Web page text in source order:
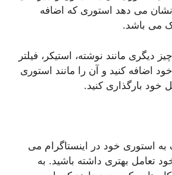
می دهد استوری که اضافه
می باشد.
دیگری مانند نوشته، استیکر، فیلتر
اضافه کنید و آن را مانند استوری
خود بارگذاری کنید.
به استوری خود در اینستاگرام می
تعامل بهتری داشته باشید. به